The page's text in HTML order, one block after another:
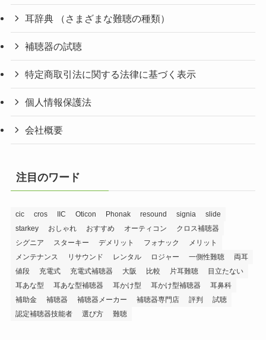
耳辞典 （さまざまな難聴の種類）
補聴器の試聴
特定商取引法に関する法律に基づく表示
個人情報保護法
会社概要
注目のワード
cic cros IIC Oticon Phonak resound signia
slide
starkey
おしゃれ おすすめ オーティコン
クロス補聴器
シグニア
スターキー デメリット フォナック
メリット
メンテナンス
リサウンド レンタル ロジャー 一側性難聴
両耳
値段
充電式 充電式補聴器 大阪 比較 片耳難聴
目立たない
耳あな型
耳あな型補聴器 耳かけ型 耳かけ型補聴器
耳鼻科
補助金
補聴器 補聴器メーカー 補聴器専門店 評判
試聴
認定補聴器技能者
選び方 難聴